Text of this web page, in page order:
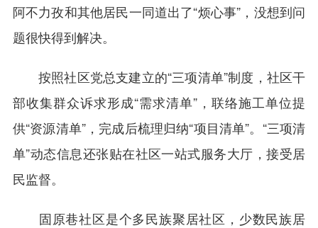
阿不力孜和其他居民一同道出了“烦心事”，没想到问
题很快得到解决。
按照社区党总支建立的“三项清单”制度，社区干
部收集群众诉求形成“需求清单”，联络施工单位提
供“资源清单”，完成后梳理归纳“项目清单”。“三项清
单”动态信息还张贴在社区一站式服务大厅，接受居
民监督。
固原巷社区是个多民族聚居社区，少数民族居